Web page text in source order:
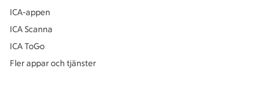
ICA-appen
ICA Scanna
ICA ToGo
Fler appar och tjänster